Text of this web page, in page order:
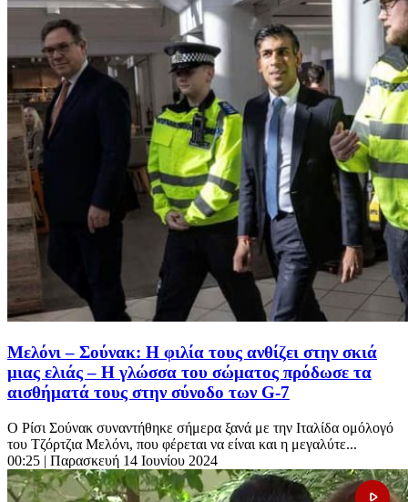
Μελόνι – Σούνακ: Η φιλία τους ανθίζει στην σκιά
μιας ελιάς – Η γλώσσα του σώματος πρόδωσε τα
αισθήματά τους στην σύνοδο των G-7
Ο Ρίσι Σούνακ συναντήθηκε σήμερα ξανά με την Ιταλίδα ομόλογό
του Τζόρτζια Μελόνι, που φέρεται να είναι και η μεγαλύτε...
00:25 | Παρασκευή 14 Ιουνίου 2024